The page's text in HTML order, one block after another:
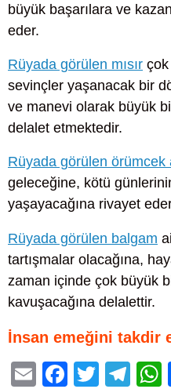
büyük başarılara ve
eder.
Rüyada görülen mısır
sevinçler yaşanacak bir
ve manevi olarak büyük
delalet etmektedir.
Rüyada görülen örümcek
geleceğine, kötü
yaşayacağına rivayet
Rüyada görülen balgam
tartışmalar olacağına,
zaman içinde çok büyük
kavuşacağına delalettir.
İnsan emeğini takdir
E
F
T
T